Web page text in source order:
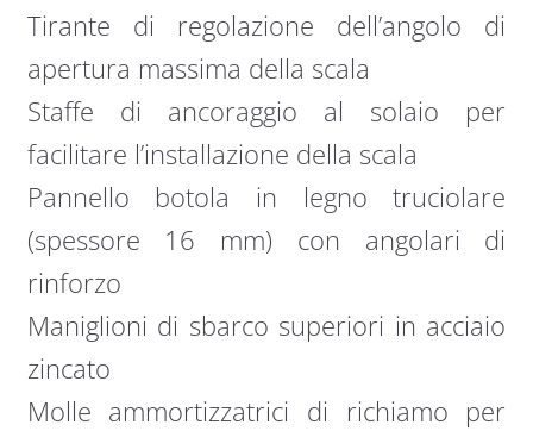
Tirante di regolazione dell’angolo di
apertura massima della scala
Staffe di ancoraggio al solaio per
facilitare l’installazione della scala
Pannello botola in legno truciolare
(spessore 16 mm) con angolari di
rinforzo
Maniglioni di sbarco superiori in acciaio
zincato
Molle ammortizzatrici di richiamo per